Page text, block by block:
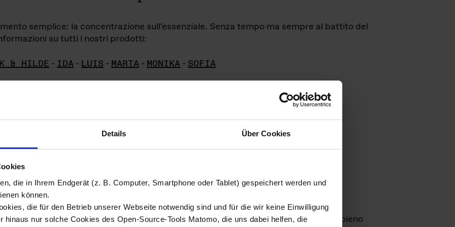
Details Über Cookies
die in Ihrem Endgerät (z. B. Computer, Smartphone oder Tablet) gespeichert werden und
können.
die für den Betrieb unserer Webseite notwendig sind und für die wir keine Einwilligung
hinaus nur solche Cookies des Open-Source-Tools Matomo, die uns dabei helfen, die
semplice: la concentrazione sull'essenziale. Senza tempo ma sempre al battito del
su tutti i nostri prodotti:
& HILDE - IDA - LUIS - MARTA - MONIKA - SOFIA
di immagini
materiale fotografico sono detenuti daDas ganze LebenGmbH e rimangono in pieno